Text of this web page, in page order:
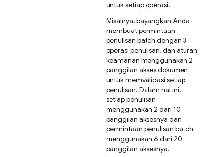
untuk setiap operasi.
Misalnya, bayangkan Anda
membuat permintaan
penulisan batch dengan 3
operasi penulisan, dan aturan
keamanan menggunakan 2
panggilan akses dokumen
untuk memvalidasi setiap
penulisan. Dalam hal ini,
setiap penulisan
menggunakan 2 dari 10
panggilan aksesnya dan
permintaan penulisan batch
menggunakan 6 dari 20
panggilan aksesnya.